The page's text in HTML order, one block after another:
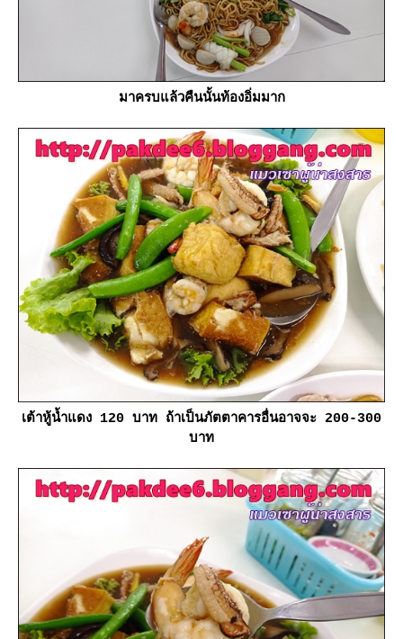
มาครบแล้วคืนนั้นท้องอิ่มมาก
เต้าหู้น้ำแดง 120 บาท ถ้าเป็นภัตตาคารอื่นอาจจะ 200-300
บาท